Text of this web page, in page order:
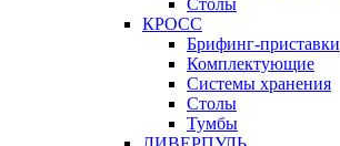
Столы
КРОСС
Брифинг-приставки
Комплектующие
Системы хранения
Столы
Тумбы